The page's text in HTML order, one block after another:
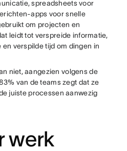
spreadsheets voor
apps voor snelle
om projecten en
leidt tot verspreide informatie,
verspilde tijd om dingen in
niet, aangezien volgens de
van de teams zegt dat ze
juiste processen aanwezig
werk